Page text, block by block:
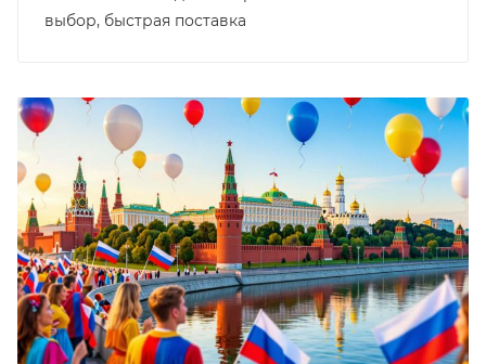
выбор, быстрая поставка